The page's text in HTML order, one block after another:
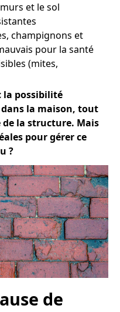
et le sol
champignons et
pour la santé
(mites,
la possibilité
la maison, tout
la structure. Mais
pour gérer ce
?
de